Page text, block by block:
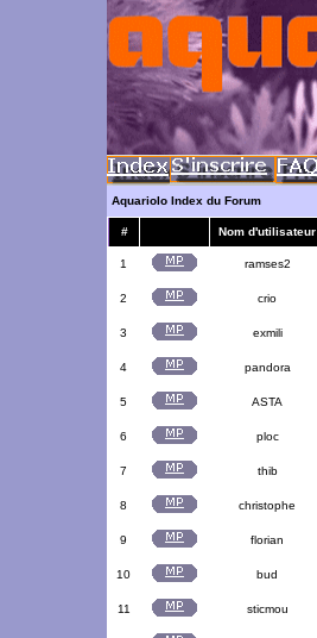
Aquariolo Index du Forum
# Nom d'utilisateur
1 ramses2
2 crio
3 exmili
4 pandora
5 ASTA
6 ploc
7 thib
8 christophe
9 florian
10 bud
11 sticmou